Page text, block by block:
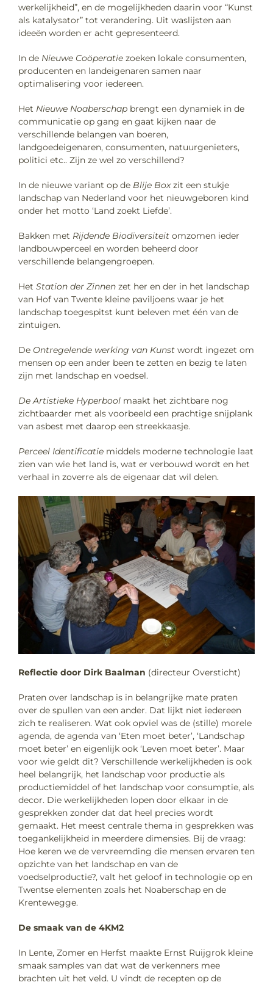
werkelijkheid”, en de mogelijkheden daarin voor “Kunst
als katalysator” tot verandering. Uit waslijsten aan
ideeën worden er acht gepresenteerd.
In de Nieuwe Coöperatie zoeken lokale consumenten,
producenten en landeigenaren samen naar
optimalisering voor iedereen.
Het Nieuwe Noaberschap brengt een dynamiek in de
communicatie op gang en gaat kijken naar de
verschillende belangen van boeren,
landgoedeigenaren, consumenten, natuurgenieters,
politici etc.. Zijn ze wel zo verschillend?
In de nieuwe variant op de Blije Boxzit een stukje
landschap van Nederland voor het nieuwgeboren kind
onder het motto ‘Land zoekt Liefde’.
Bakken met Rijdende Biodiversiteit omzomen ieder
landbouwperceel en worden beheerd door
verschillende belangengroepen.
Het Station der Zinnen zet her en der in het landschap
van Hof van Twente kleine paviljoens waar je het
landschap toegespitst kunt beleven met één van de
zintuigen.
De Ontregelende werking van Kunst wordt ingezet om
mensen op een ander been te zetten en bezig te laten
zijn met landschap en voedsel.
De Artistieke Hyperbool maakt het zichtbare nog
zichtbaarder met als voorbeeld een prachtige snijplank
van asbest met daarop een streekkaasje.
Perceel Identificatie middels moderne technologie laat
zien van wie het land is, wat er verbouwd wordt en het
verhaal in zoverre als de eigenaar dat wil delen.
Reflectie door Dirk Baalman (directeur Oversticht)
Praten over landschap is in belangrijke mate praten
over de spullen van een ander. Dat lijkt niet iedereen
zich te realiseren. Wat ook opviel was de (stille) morele
agenda, de agenda van ‘Eten moet beter’, ‘Landschap
moet beter’ en eigenlijk ook ‘Leven moet beter’. Maar
voor wie geldt dit? Verschillende werkelijkheden is ook
heel belangrijk, het landschap voor productie als
productiemiddel of het landschap voor consumptie, als
decor. Die werkelijkheden lopen door elkaar in de
gesprekken zonder dat dat heel precies wordt
gemaakt. Het meest centrale thema in gesprekken was
toegankelijkheid in meerdere dimensies. Bij de vraag:
Hoe keren we de vervreemding die mensen ervaren ten
opzichte van het landschap en van de
voedselproductie?, valt het geloof in technologie op en
Twentse elementen zoals het Noaberschap en de
Krentewegge.
De smaak van de 4KM2
In Lente, Zomer en Herfst maakte Ernst Ruijgrok kleine
smaak samples van dat wat de verkenners mee
brachten uit het veld. U vindt de recepten op de